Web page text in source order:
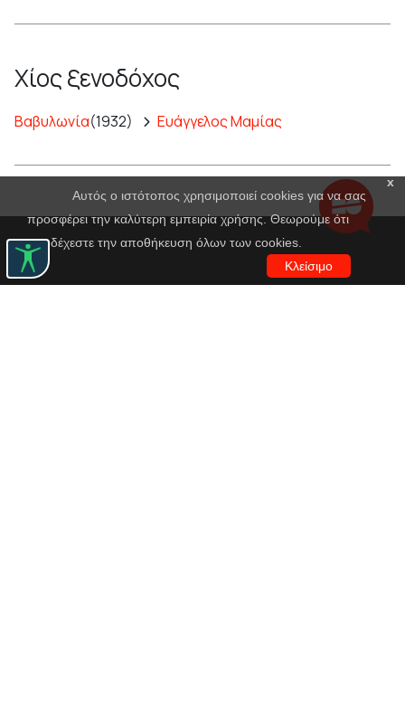
Χίος ξενοδόχος
Βαβυλωνία(1932) Ευάγγελος Μαμίας
x
Αυτός ο ιστότοπος χρησιμοποιεί cookies για να σας
προσφέρει την καλύτερη εμπειρία χρήσης. Θεωρούμε ότι
αποδέχεστε την αποθήκευση όλων των cookies.
Κλείσιμο